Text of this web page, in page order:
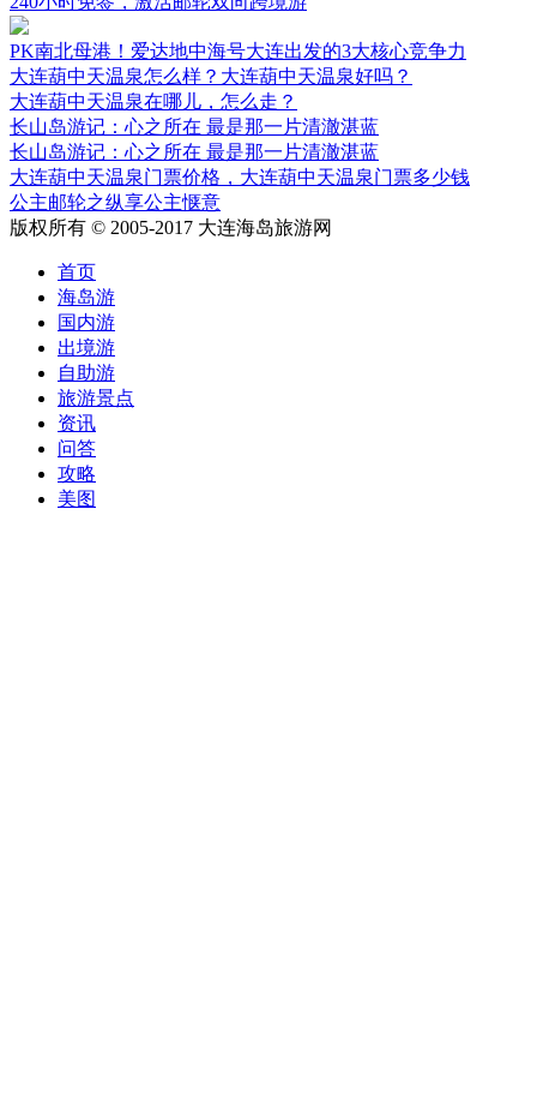
PK南北母港！爱达地中海号大连出发的3大核心竞争力
大连葫中天温泉怎么样？大连葫中天温泉好吗？
大连葫中天温泉在哪儿，怎么走？
长山岛游记：心之所在 最是那一片清澈湛蓝
长山岛游记：心之所在 最是那一片清澈湛蓝
大连葫中天温泉门票价格，大连葫中天温泉门票多少钱
公主邮轮之纵享公主惬意
版权所有 © 2005-2017 大连海岛旅游网
首页
海岛游
国内游
出境游
自助游
旅游景点
资讯
问答
攻略
美图